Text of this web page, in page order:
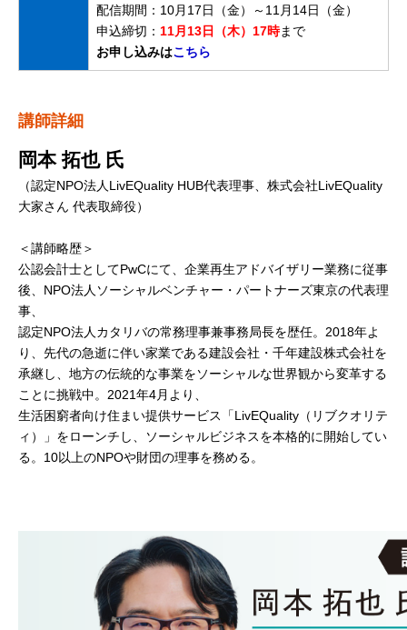
配信期間：10月17日（金）～11月14日（金）
申込締切： 11月13日（木）17時まで
お申し込みはこちら
講師詳細
岡本 拓也 氏
（認定NPO法人LivEQuality HUB代表理事、株式会社LivEQuality
大家さん 代表取締役）
＜講師略歴＞
公認会計士としてPwCにて、企業再生アドバイザリー業務に従事
後、NPO法人ソーシャルベンチャー・パートナーズ東京の代表理
事、
認定NPO法人カタリバの常務理事兼事務局長を歴任。2018年よ
り、先代の急逝に伴い家業である建設会社・千年建設株式会社を
承継し、地方の伝統的な事業をソーシャルな世界観から変革する
ことに挑戦中。2021年4月より、
生活困窮者向け住まい提供サービス「LivEQuality（リブクオリテ
ィ）」をローンチし、ソーシャルビジネスを本格的に開始してい
る。10以上のNPOや財団の理事を務める。